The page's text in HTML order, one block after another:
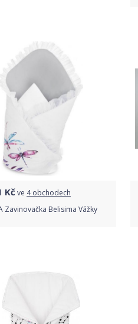
Detail produktu
Kčve 4 obchodech
Zavinovačka Belisima Vážky